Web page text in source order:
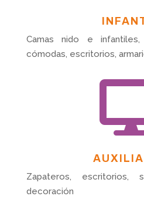
Camas nido e
cómodas, escritorios,
Zapateros, escritorios,
decoración